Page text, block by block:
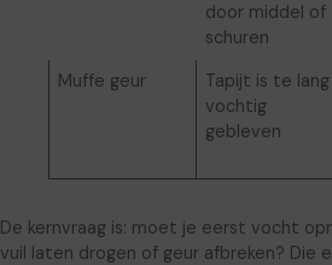
door middel of
schuren
Muffe geur
Tapijt is te lang
vochtig
gebleven
De kernvraag is: moet je eerst vocht
vuil laten drogen of geur afbreken? Die